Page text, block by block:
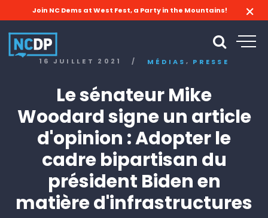
Join NC Dems at West Fest, a Party in the Mountains!
16 JUILLET 2021 / MÉDIAS , PRESSE
Le sénateur Mike
Woodard signe un article
d'opinion : Adopter le
cadre bipartisan du
président Biden en
matière d'infrastructures